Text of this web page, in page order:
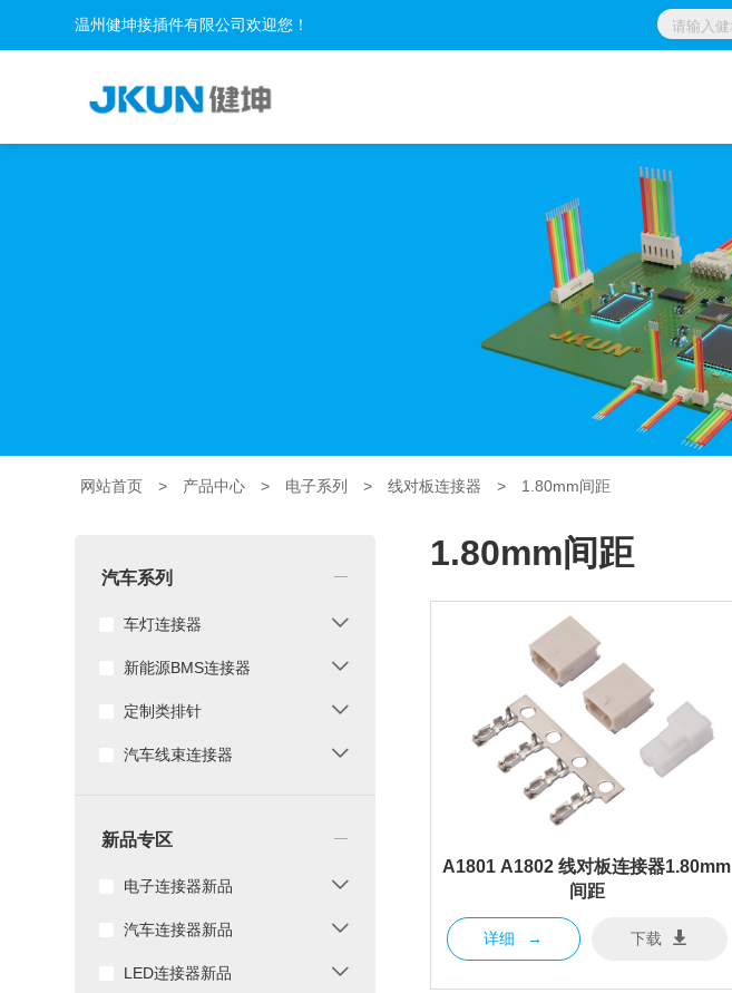
温州健坤接插件有限公司欢迎您！
网站首页 > 产品中心 > 电子系列 > 线对板连接器 > 1.80mm间距
汽车系列
车灯连接器
新能源BMS连接器
定制类排针
汽车线束连接器
新品专区
电子连接器新品
汽车连接器新品
LED连接器新品
1.80mm间距
A1801 A1802 线对板连接器1.80mm
间距
详细 → 下载